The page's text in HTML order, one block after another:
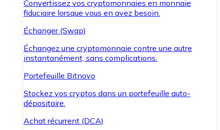
Convertissez vos cryptomonnaies en monnaie
fiduciaire lorsque vous en avez besoin.
Échanger (Swap)
Échangez une cryptomonnaie contre une autre
instantanément, sans complications.
Portefeuille Bitnovo
Stockez vos cryptos dans un portefeuille auto-
dépositaire.
Achat récurrent (DCA)